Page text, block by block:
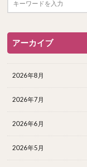
アーカイブ
2026年8月
2026年7月
2026年6月
2026年5月